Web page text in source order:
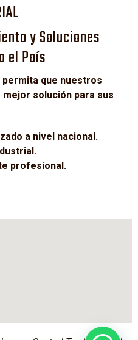
y Soluciones
el País
que nuestros
solución para sus
a nivel nacional.
profesional.